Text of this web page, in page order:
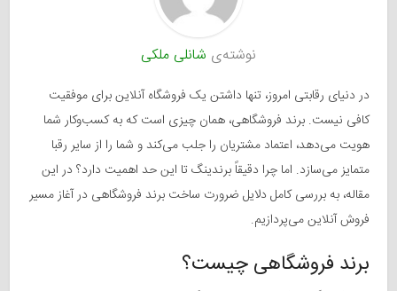
نوشته‌ی شانلی ملکی
در دنیای رقابتی امروز، تنها داشتن یک فروشگاه آنلاین برای موفقیت
کافی نیست. برند فروشگاهی، همان چیزی است که به کسب‌وکار شما
هویت می‌دهد، اعتماد مشتریان را جلب می‌کند و شما را از سایر رقبا
متمایز می‌سازد. اما چرا دقیقاً برندینگ تا این حد اهمیت دارد؟ در این
مقاله، به بررسی کامل دلایل ضرورت ساخت برند فروشگاهی در آغاز مسیر
فروش آنلاین می‌پردازیم.
برند فروشگاهی چیست؟